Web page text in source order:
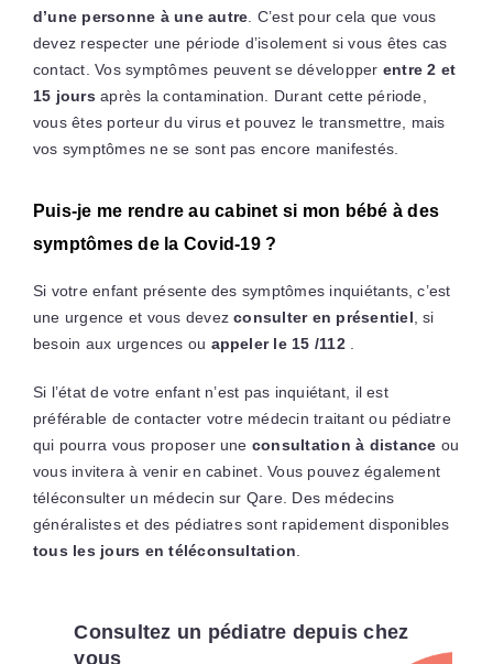
d’une personne à une autre . C’est pour cela que vous
devez respecter une période d’isolement si vous êtes cas
contact. Vos symptômes peuvent se développer entre 2 et
15 jours après la contamination. Durant cette période,
vous êtes porteur du virus et pouvez le transmettre, mais
vos symptômes ne se sont pas encore manifestés.
Puis-je me rendre au cabinet si mon bébé à des
symptômes de la Covid-19 ?
Si votre enfant présente des symptômes inquiétants, c’est
une urgence et vous devezconsulter en présentiel , si
besoin aux urgences ou appeler le 15 /112.
Si l’état de votre enfant n’est pas inquiétant, il est
préférable de contacter votre médecin traitant ou pédiatre
qui pourra vous proposer une consultation à distance ou
vous invitera à venir en cabinet. Vous pouvez également
téléconsulter un médecin sur Qare. Des médecins
généralistes et des pédiatres sont rapidement disponibles
tous les jours en téléconsultation
Consultez un pédiatre depuis chez
vous